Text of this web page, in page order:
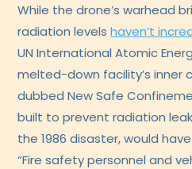
While the drone’s warhead
radiation levelshaven’t
UN International Atomic
melted-down facility’s inner
dubbed New Safe
built to prevent radiation
the 1986 disaster, would
“Fire safety personnel and